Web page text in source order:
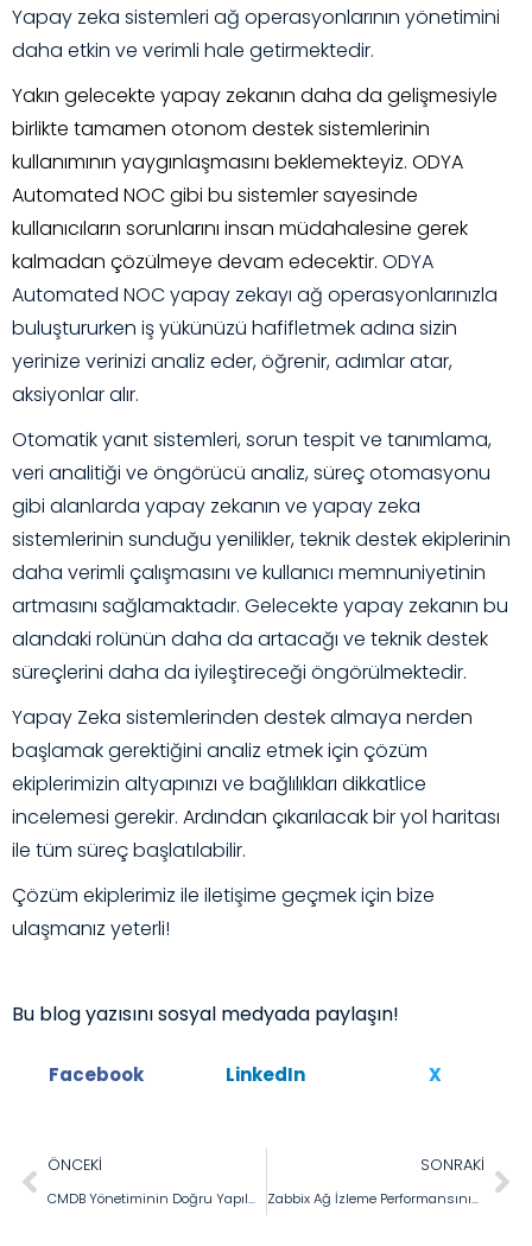
Yapay zeka sistemleri ağ operasyonlarının yönetimini
daha etkin ve verimli hale getirmektedir.
Yakın gelecekte yapay zekanın daha da gelişmesiyle
birlikte tamamen otonom destek sistemlerinin
kullanımının yaygınlaşmasını beklemekteyiz. ODYA
Automated NOC gibi bu sistemler sayesinde
kullanıcıların sorunlarını insan müdahalesine gerek
kalmadan çözülmeye devam edecektir. ODYA
Automated NOC yapay zekayı ağ operasyonlarınızla
buluştururken iş yükünüzü hafifletmek adına sizin
yerinize verinizi analiz eder, öğrenir,adımlar atar,
aksiyonlar alır.
Otomatik yanıt sistemleri, sorun tespit ve tanımlama,
veri analitiği ve öngörücü analiz, süreç otomasyonu
gibi alanlarda yapay zekanın ve yapay zeka
sistemlerinin sunduğu yenilikler, teknik destek ekiplerinin
daha verimli çalışmasını ve kullanıcı memnuniyetinin
artmasını sağlamaktadır. Gelecekte yapay zekanın bu
alandaki rolünün daha da artacağı ve teknik destek
süreçlerini daha da iyileştireceği öngörülmektedir.
Yapay Zeka sistemlerinden destek almaya nerden
başlamak gerektiğini analiz etmek için çözüm
ekiplerimizin altyapınızı ve bağlılıkları dikkatlice
incelemesi gerekir. Ardından çıkarılacak bir yol haritası
ile tüm süreç başlatılabilir.
Çözüm ekiplerimiz ile iletişime geçmek için bize
ulaşmanız yeterli!
Bu blog yazısını sosyal medyada paylaşın!
Facebook LinkedIn X
ÖNCEKI
CMDB Yönetiminin Doğru Yapılması: Envanter Görünürlüğü, Kurum Verimliliği ve Maliyet Avantajları
SONRAKI
Zabbix Ağ İzleme Performansınızı Nasıl Artırabilir?